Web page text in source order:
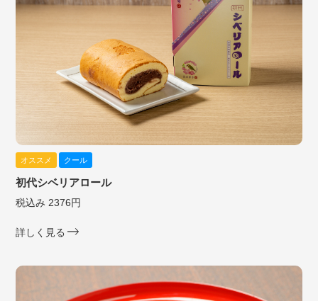
オススメ クール
初代シベリアロール
税込み 2376円
詳しく見る